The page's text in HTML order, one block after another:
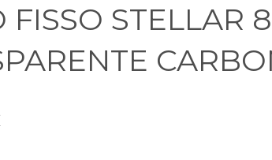
FISSO STELLAR